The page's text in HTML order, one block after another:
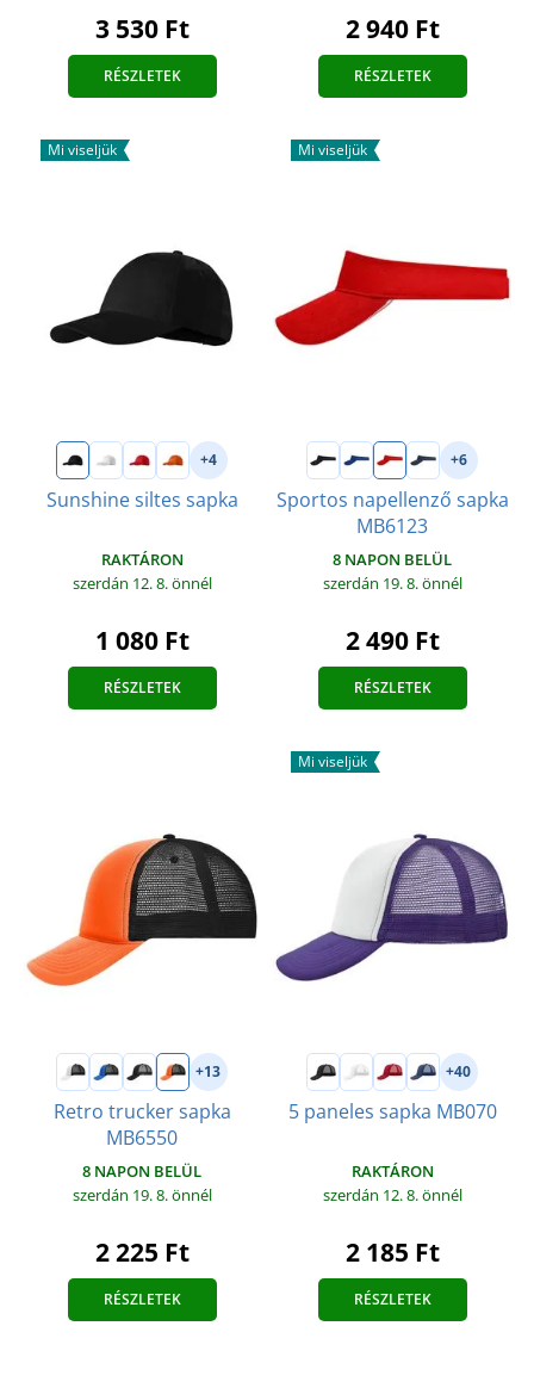
3 530 Ft
RÉSZLETEK
2 940 Ft
RÉSZLETEK
Mi viseljük
+4
Sunshine siltes sapka
RAKTÁRON
szerdán 12. 8.önnél
1 080 Ft
RÉSZLETEK
Mi viseljük
+6
Sportos napellenző sapka
MB6123
8 NAPON BELÜL
szerdán 19. 8.önnél
2 490 Ft
RÉSZLETEK
+13
Retro trucker sapka
MB6550
8 NAPON BELÜL
szerdán 19. 8.önnél
2 225 Ft
RÉSZLETEK
Mi viseljük
+40
5 paneles sapka MB070
RAKTÁRON
szerdán 12. 8.önnél
2 185 Ft
RÉSZLETEK